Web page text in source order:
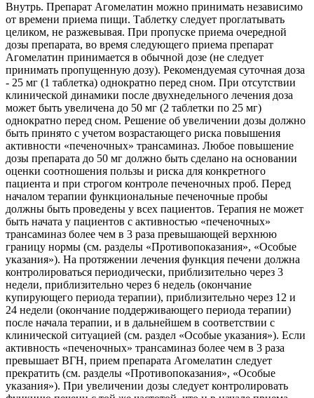
Внутрь. Препарат Агомелатин можно принимать независимо
от времени приема пищи. Таблетку следует проглатывать
целиком, не разжевывая. При пропуске приема очередной
дозы препарата, во время следующего приема препарат
Агомелатин принимается в обычной дозе (не следует
принимать пропущенную дозу). Рекомендуемая суточная доза
- 25 мг (1 таблетка) однократно перед сном. При отсутствии
клинической динамики после двухнедельного лечения доза
может быть увеличена до 50 мг (2 таблетки по 25 мг)
однократно перед сном. Решение об увеличении дозы должно
быть принято с учетом возрастающего риска повышения
активности «печеночных» трансаминаз. Любое повышение
дозы препарата до 50 мг должно быть сделано на основании
оценки соотношения пользы и риска для конкретного
пациента и при строгом контроле печеночных проб. Перед
началом терапии функциональные печеночные пробы
должны быть проведены у всех пациентов. Терапия не может
быть начата у пациентов с активностью «печеночных»
трансаминаз более чем в 3 раза превышающей верхнюю
границу нормы (см. разделы «Противопоказания», «Особые
указания»). На протяжении лечения функция печени должна
контролироваться периодически, приблизительно через 3
недели, приблизительно через 6 недель (окончание
купирующего периода терапии), приблизительно через 12 и
24 недели (окончание поддерживающего периода терапии)
после начала терапии, и в дальнейшем в соответствии с
клинической ситуацией (см. раздел «Особые указания»). Если
активность «печеночных» трансаминаз более чем в 3 раза
превышает ВГН, прием препарата Агомелатин следует
прекратить (см. разделы «Противопоказания», «Особые
указания»). При увеличении дозы следует контролировать